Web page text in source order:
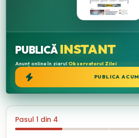
PUBLICĂINSTANT
Anunț online în ziarul Observatorul Zilei
PUBLICA ACUM
Pasul 1 din 4